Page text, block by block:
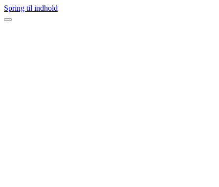
Spring til indhold
Navigation